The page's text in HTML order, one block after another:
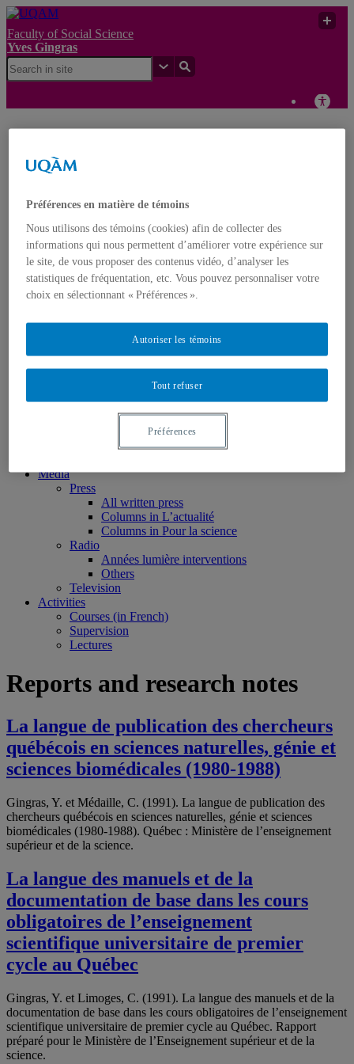
Faculty of Social Science
Yves Gingras
UQAM
1988)
Yves Gingras
Français
Home
Nominations
Edited volumes
Monographs
Peer reviewed articles
Book chapters
Media
Press
All written press
Columns in L’actualité
Columns in Pour la science
Radio
Années lumière interventions
Others
Television
Activities
Courses (in French)
Supervision
Lectures
Reports and research notes
La langue de publication des chercheurs
québécois en sciences naturelles, génie et
sciences biomédicales (1980-1988)
Gingras, Y. et Médaille, C. (1991). La langue de publication des
chercheurs québécois en sciences naturelles, génie et sciences
biomédicales (1980-1988). Québec : Ministère de l’enseignement
supérieur et de la science.
La langue des manuels et de la
documentation de base dans les cours
obligatoires de l’enseignement
scientifique universitaire de premier
cycle au Québec
Gingras, Y. et Limoges, C. (1991). La langue des manuels et de la
documentation de base dans les cours obligatoires de l’enseignement
scientifique universitaire de premier cycle au Québec. Rapport
préparé pour le Ministère de l’Enseignement supérieur et de la
science.
Préférences en matière de témoins
Nous utilisons des témoins (cookies) afin de collecter des
informations qui nous permettent d’améliorer votre expérience sur
le site, de vous proposer des contenus vidéo, d’analyser les
statistiques de fréquentation, etc. Vous pouvez personnaliser votre
choix en sélectionnant « Préférences ».
Tout refuser
Autoriser les témoins
Préférences